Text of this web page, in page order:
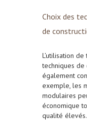
Choix des
de
L’utilisation
techniques de
également
exemple, les
modulaires
économique
qualité élevés.